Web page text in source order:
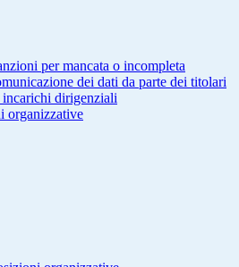
per mancata o incompleta
dei dati da parte dei titolari
dirigenziali
organizzative